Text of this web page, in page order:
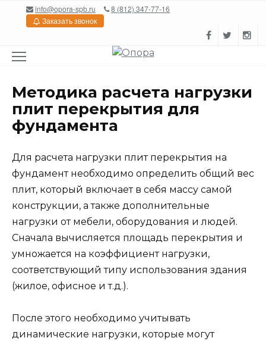
Перейтиinfo@opora-spb.ru
8 (812) 347-77-16
Заказать звонок
Методика расчета нагрузки
плит перекрытия для
фундамента
Для расчета нагрузки плит перекрытия на
фундамент необходимо определить общий вес
плит, который включает в себя массу самой
конструкции, а также дополнительные
нагрузки от мебели, оборудования и людей.
Сначала вычисляется площадь перекрытия и
умножается на коэффициент нагрузки,
соответствующий типу использования здания
(жилое, офисное и т.д.).
После этого необходимо учитывать
динамические нагрузки, которые могут